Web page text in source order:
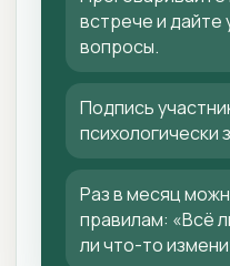
встрече и дайте
вопросы.
Подпись
психологически
Раз в месяц
правилам: «Всё
ли что-то